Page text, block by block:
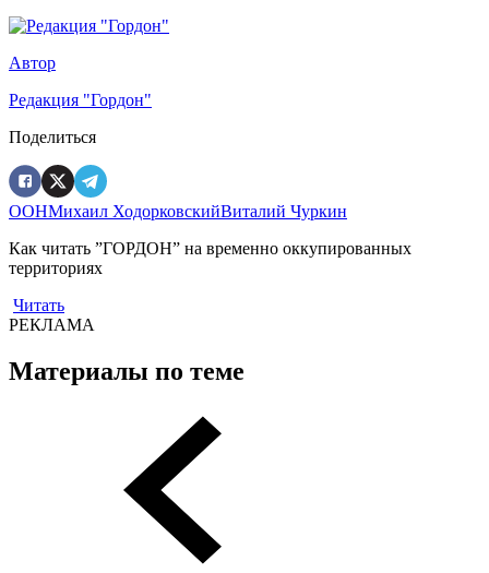
Автор
Редакция "Гордон"
Поделиться
ООНМихаил ХодорковскийВиталий Чуркин
Как читать ”ГОРДОН” на временно оккупированных
территориях
Читать
РЕКЛАМА
Материалы по теме